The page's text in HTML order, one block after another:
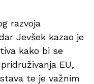
razvoja
Jevšek kazao je
kako bi se
EU,
te je važnim